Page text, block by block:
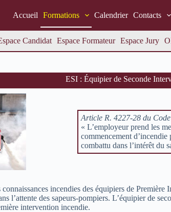
Accueil Formations Calendrier Contacts
Candidat Espace Formateur Espace Jury
ESI : Équipier de Seconde
Article R. 4227-28 du
« L’employeur prend les
commencement
combattu dans l’intérêt du
incendies des équipiers de Première
l’attente des sapeurs-pompiers. L’équipier de
intervention incendie.